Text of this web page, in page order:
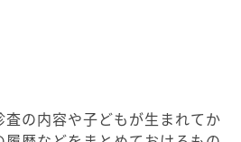
の内容や子どもが生まれてか